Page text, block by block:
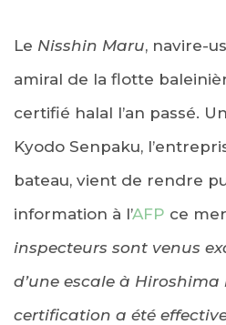
Le Nisshin Maru, navire-
amiral de la flotte
certifié halal l’an passé.
Kyodo Senpaku,
bateau, vient de rendre
information à l’AFP ce
inspecteurs sont venus
d’une escale à Hiroshima
certification a été